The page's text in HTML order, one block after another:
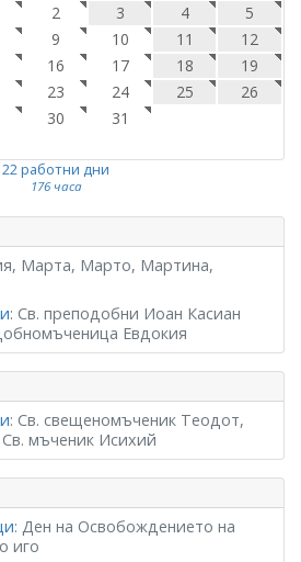
2 3 4
5
9 10 11
12
16 17 18
19
23 24 25
26
30 31
22 работни дни
176 часа
Марта, Марто, Мартина,
: Св. преподобни Иоан Касиан
Евдокия
: Св. свещеномъченик Теодот,
мъченик Исихий
: Ден на Освобождението на
иго